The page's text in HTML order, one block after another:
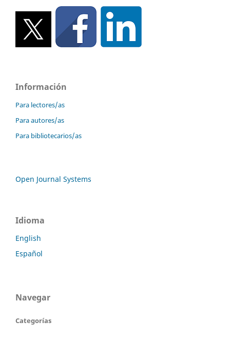
Información
Para lectores/as
Para autores/as
Para bibliotecarios/as
Open Journal Systems
Idioma
English
Español
Navegar
Categorías